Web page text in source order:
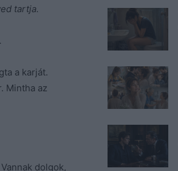
tartja.
a karját.
Mintha az
dolgok,